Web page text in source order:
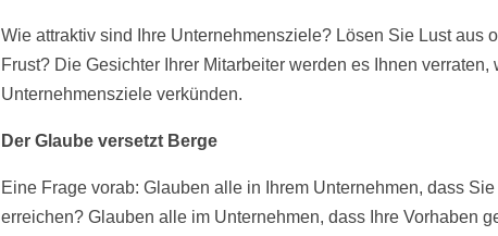
Wie attraktiv sind Ihre Unternehmensziele? Lösen Sie Lust aus
Frust? Die Gesichter Ihrer Mitarbeiter werden es Ihnen verraten,
Unternehmensziele verkünden.
Der Glaube versetzt Berge
Eine Frage vorab: Glauben alle in Ihrem Unternehmen, dass
erreichen? Glauben alle im Unternehmen, dass Ihre Vorhaben